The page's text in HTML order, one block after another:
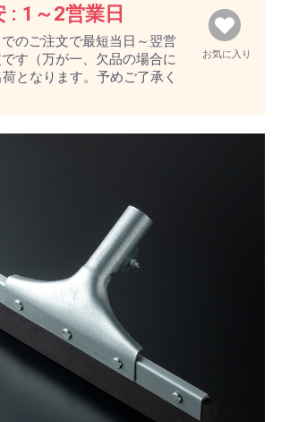
お気に入り
: 1～2営業日
のご注文で最短当日～翌営
す（万が一、欠品の場合に
となります。予めご了承く